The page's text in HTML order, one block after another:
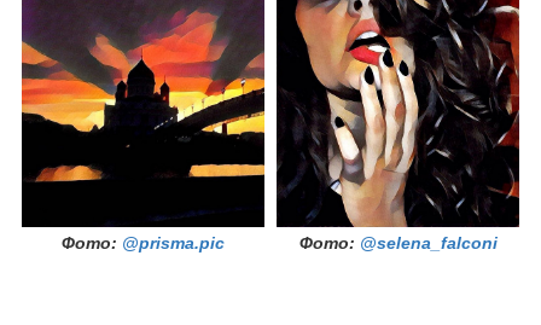
Фото: @prisma.pic Фото: @selena_falconi